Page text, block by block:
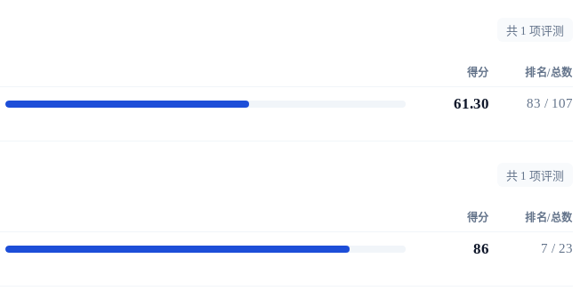
共 1 项评测
得分 排名/总数
61.30 83 / 107
共 1 项评测
得分 排名/总数
86 7 / 23